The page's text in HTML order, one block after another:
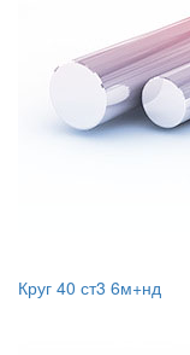
Круг 40 ст3 6м+нд